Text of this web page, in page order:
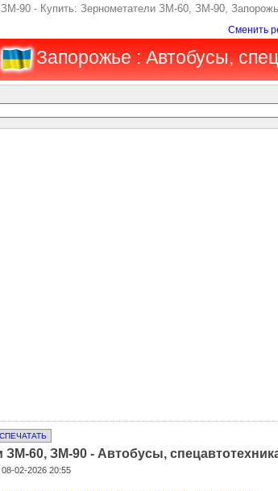
90 - Купить: Зернометатели ЗМ-60, ЗМ-90,
Сменить
Запорожье : Автобусы,
ЗМ-60, ЗМ-90 - Автобусы,
02-2026 20:55